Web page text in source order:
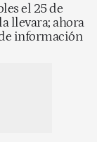
el 25 de
llevara; ahora
información